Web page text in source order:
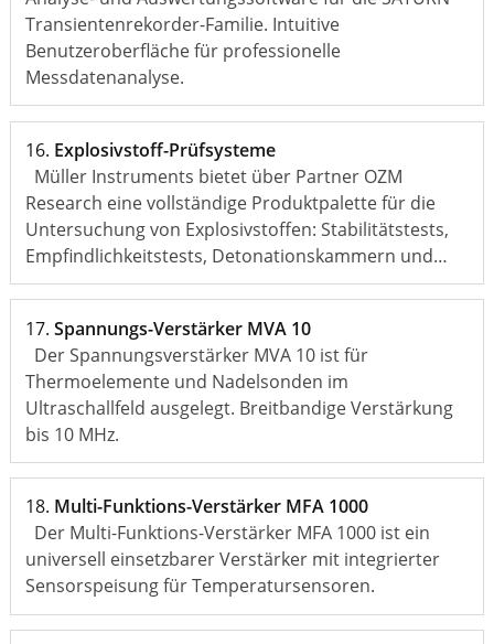
Transientenrekorder-Familie. Intuitive
Benutzeroberfläche für professionelle
Messdatenanalyse.
16. Explosivstoff-Prüfsysteme
Müller Instruments bietet über Partner OZM
Research eine vollständige Produktpalette für die
Untersuchung von Explosivstoffen: Stabilitätstests,
Empfindlichkeitstests, Detonationskammern und…
17. Spannungs-Verstärker MVA 10
Der Spannungsverstärker MVA 10 ist für
Thermoelemente und Nadelsonden im
Ultraschallfeld ausgelegt. Breitbandige Verstärkung
bis 10 MHz.
18. Multi-Funktions-Verstärker MFA 1000
Der Multi-Funktions-Verstärker MFA 1000 ist ein
universell einsetzbarer Verstärker mit integrierter
Sensorspeisung für Temperatursensoren.